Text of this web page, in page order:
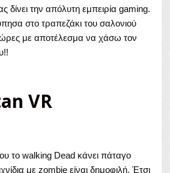
δίνει την απόλυτη εμπειρία gaming.
στο τραπεζάκι του σαλονιού
με αποτέλεσμα να χάσω τον
VR
το walking Dead κάνει πάταγο
με zombie είναι δημοφιλή. Έτσι